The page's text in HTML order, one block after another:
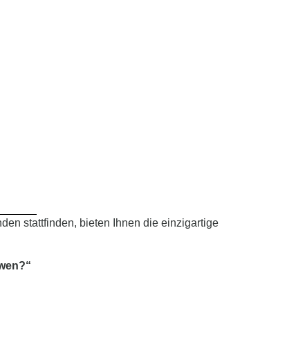
stattfinden, bieten Ihnen die einzigartige